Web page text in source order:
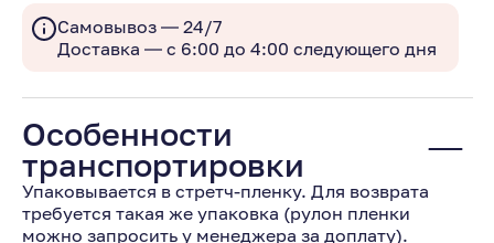
Самовывоз — 24/7
Доставка — с 6:00 до 4:00 следующего дня
Особенности
транспортировки
Упаковывается в стретч-пленку. Для возврата
требуется такая же упаковка (рулон пленки
можно запросить у менеджера за доплату).